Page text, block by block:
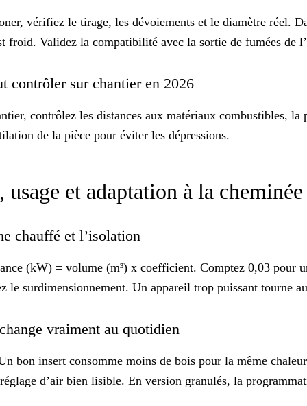
vérifiez le tirage, les dévoiements et le diamètre réel.
froid. Validez la compatibilité avec la sortie de fumées de
contrôler sur chantier en 2026
contrôlez les distances aux matériaux combustibles, la
de la pièce pour éviter les dépressions.
et adaptation à la
chauffé et l’isolation
(kW) = volume (m³) x coefficient. Comptez 0,03 pour
surdimensionnement. Un appareil trop puissant tourne
vraiment au quotidien
bon insert consomme moins de bois pour la même
d’air bien lisible. En version granulés, la